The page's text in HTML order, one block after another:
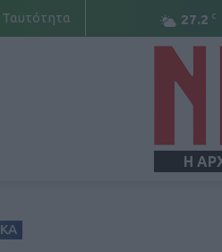
27.2 C
Ταυτότητα
Η